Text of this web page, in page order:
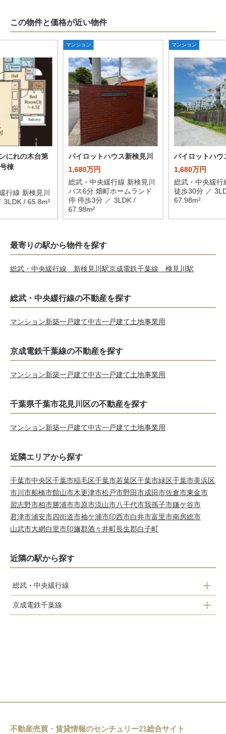
この物件と価格が近い物件
にれの木台第
棟
行線 新検見川
3LDK / 65.8m²
マンション
パイロットハウス新検見川
1,680万円
総武・中央緩行線 新検見川
バス6分 畑町ホームランド
停 停歩3分 ／ 3LDK /
67.98m²
マンション
パイロットハウ
1,680万円
総武・中央緩行
徒歩30分 ／
67.98m²
最寄りの駅から物件を探す
総武・中央緩行線 新検見川駅京成電鉄千葉線 検見川駅
総武・中央緩行線の不動産を探す
マンション新築一戸建て中古一戸建て土地事業用
京成電鉄千葉線の不動産を探す
マンション新築一戸建て中古一戸建て土地事業用
千葉県千葉市花見川区の不動産を探す
マンション新築一戸建て中古一戸建て土地事業用
近隣エリアから探す
千葉市中央区千葉市稲毛区千葉市若葉区千葉市緑区千葉市美浜区
市川市船橋市館山市木更津市松戸市野田市成田市佐倉市東金市
習志野市柏市勝浦市市原市流山市八千代市我孫子市鎌ケ谷市
君津市浦安市四街道市袖ケ浦市印西市白井市富里市南房総市
山武市大網白里市印旛郡酒々井町長生郡白子町
近隣の駅から探す
総武・中央緩行線
新検見川駅
京成電鉄千葉線
不動産売買・賃貸情報のセンチュリー21総合サイト